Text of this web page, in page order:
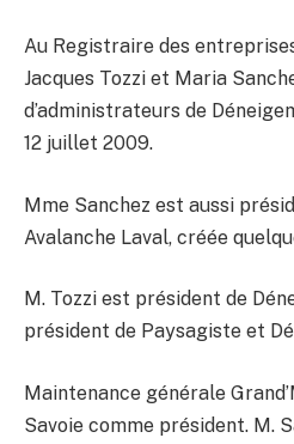
Au Registraire des
Jacques Tozzi et Maria
d’administrateurs de
12 juillet 2009.
Mme Sanchez est aussi
Avalanche Laval, créée
M. Tozzi est président de
président de Paysagiste et
Maintenance générale
Savoie comme président. M.